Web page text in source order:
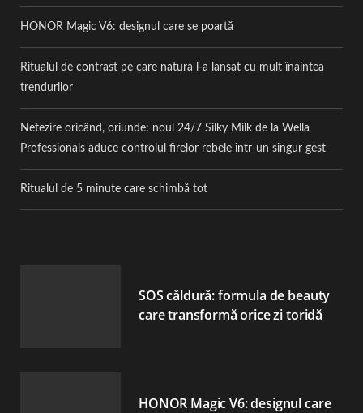
HONOR Magic V6: designul care se poartă
Ritualul de contrast pe care natura l-a lansat cu mult înaintea
trendurilor
Netezire oricând, oriunde: noul 24/7 Silky Milk de la Wella
Professionals aduce controlul firelor rebele într-un singur gest
Ritualul de 5 minute care schimbă tot
SOS căldură: formula de beauty
care transformă orice zi toridă
HONOR Magic V6: designul care